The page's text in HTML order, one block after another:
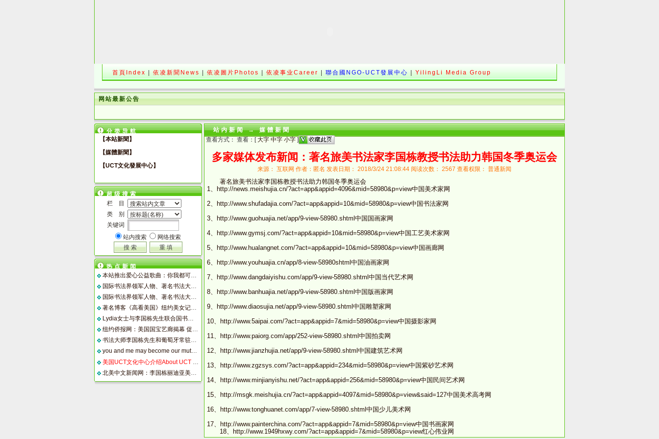
首頁Index 依凌新聞News 依凌圖片Photos 依凌事业Career 聯合國NGO-UCT發展中心 YilingLi Media Group
网站最新公告
分类导航
【本站新聞】
【媒體新聞】
【UCT文化發展中心】
超级搜索
栏 目
类 别
关键词
站内搜索
网络搜索
热点新闻
本站推出爱心公益歌曲：你我都可以成为彼此的阳光
国际书法界领军人物、著名书法大师李国栋2012年书法艺术国际巡回展侧记（一）
国际书法界领军人物、著名书法大师李国栋2012年书法艺术国际巡回展侧记(二）
著名博客《高看美国》纽约美女记者高娓娓博客介绍依凌
Lydia女士与李国栋先生联合国书画展将举办 Ms. Lydia Reinhold and Mr. Guodong Li Painting and Calligraphy Exhibition wil
纽约侨报网：美国国宝艺廊揭幕 促进中国艺术在美发展
书法大师李国栋先生和葡萄牙常驻联合国大使夫人、著名画家丽迪亚.雷诺德女士书画作品展在联合国举行
you and me may become our mutual sunshine
美国UCT文化中心介绍About UCT International Center
北美中文新闻网：李国栋丽迪亚美洲华人博物馆讲座7月25日下午在曼哈顿美洲华人博物馆举行
站内新闻→媒體新聞
查看方式： 查看：[大字 中字 小字 ]
多家媒体发布新闻：著名旅美书法家李国栋教授书法助力韩国冬季奥运会
来源： 互联网 作者：匿名 发表日期： 2018/3/24 21:08:44 阅读次数： 2567 查看权限： 普通新闻
著名旅美书法家李国栋教授书法助力韩国冬季奥运会
1、http://news.meishujia.cn/?act=app&appid=4096&mid=58980&p=view中国美术家网
2、http://www.shufadajia.com/?act=app&appid=10&mid=58980&p=view中国书法家网
3、http://www.guohuajia.net/app/9-view-58980.shtml中国国画家网
4、http://www.gymsj.com/?act=app&appid=10&mid=58980&p=view中国工艺美术家网
5、http://www.hualangnet.com/?act=app&appid=10&mid=58980&p=view中国画廊网
6、
http://www.youhuajia.cn/app/8-view-58980shtml 中国油画家网
7、http://www.dangdaiyishu.com/app/9-view-58980.shtml中国当代艺术网
8、http://www.banhuajia.net/app/9-view-58980.shtml中国版画家网
9、http://www.diaosujia.net/app/9-view-58980.shtml中国雕塑家网
10、http://www.5aipai.com/?act=app&appid=7&mid=58980&p=view中国摄影家网
11、http://www.paiorg.com/app/252-view-58980.shtml中国拍卖网
12、http://www.jianzhujia.net/app/9-view-58980.shtml中国建筑艺术网
13、http://www.zgzsys.com/?act=app&appid=234&mid=58980&p=view中国紫砂艺术网
14、http://www.minjianyishu.net/?act=app&appid=256&mid=58980&p=view中国民间艺术网
15、http://msgk.meishujia.cn/?act=app&appid=4097&mid=58980&p=view&said=127中国美术高考网
16、
http://www.tonghuanet.com/app/7-view-58980.shtml 中国少儿美术网
17、
http://www.painterchina.com/?act=app&appid=7&mid=58980&p=view中国书画家网
18、http://www.1949hxwy.com/?act=app&appid=7&mid=58980&p=view红心伟业网